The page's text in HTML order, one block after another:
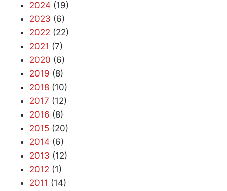
2024 (19)
2023 (6)
2022 (22)
2021 (7)
2020 (6)
2019 (8)
2018 (10)
2017 (12)
2016 (8)
2015 (20)
2014 (6)
2013 (12)
2012 (1)
2011 (14)